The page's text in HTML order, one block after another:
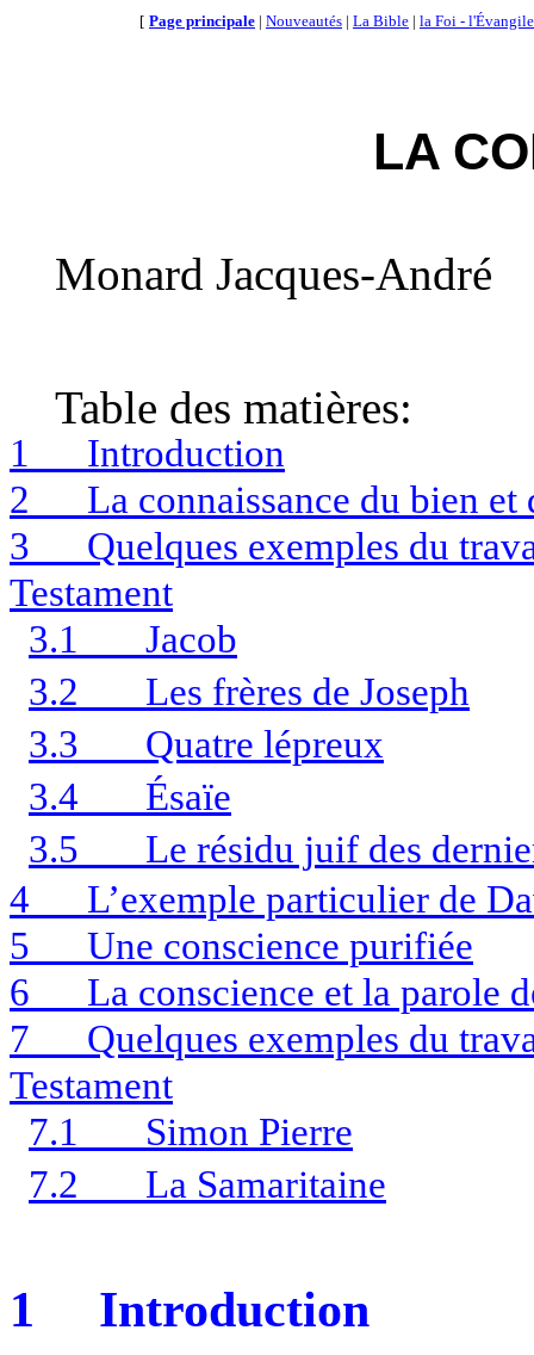
[ Page principale | Nouveautés | La Bible | la Foi - l'Évangile
LA
Monard Jacques-André
Table des matières:
1
Introduction
2
La connaissance du bien et
3
Quelques exemples du
Testament
3.1
Jacob
3.2
Les frères de Joseph
3.3
Quatre lépreux
3.4
Ésaïe
3.5
Le résidu juif des
4
L’exemple particulier de
5
Une conscience purifiée
6
La conscience et la parole
7
Quelques exemples du
Testament
7.1
Simon Pierre
7.2
La Samaritaine
1 Introduction